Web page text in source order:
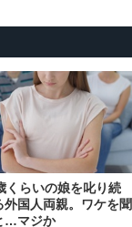
くらいの娘を叱り続
外国人両親。ワケを聞
…マジか